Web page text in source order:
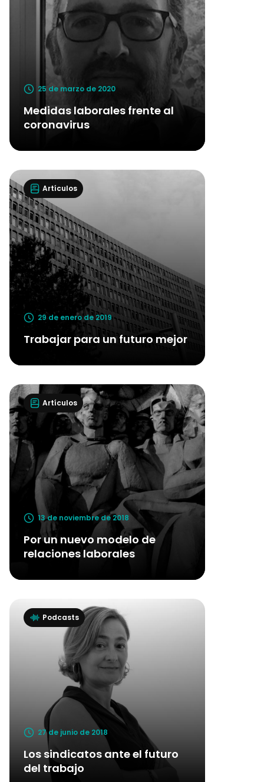
25 de marzo de 2020
Medidas laborales frente al
coronavirus
Artículos
29 de enero de 2019
Trabajar para un futuro mejor
Artículos
13 de noviembre de 2018
Por un nuevo modelo de
relaciones laborales
Podcasts
27 de junio de 2018
Los sindicatos ante el futuro
del trabajo